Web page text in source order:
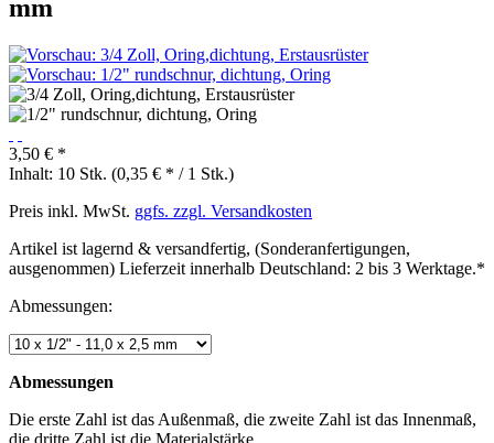
mm
3,50 € *
Inhalt: 10 Stk. (0,35 € * / 1 Stk.)
Preis inkl. MwSt. ggfs. zzgl. Versandkosten
Artikel ist lagernd & versandfertig, (Sonderanfertigungen,
ausgenommen) Lieferzeit innerhalb Deutschland: 2 bis 3 Werktage.*
Abmessungen:
Abmessungen
Die erste Zahl ist das Außenmaß, die zweite Zahl ist das Innenmaß,
die dritte Zahl ist die Materialstärke